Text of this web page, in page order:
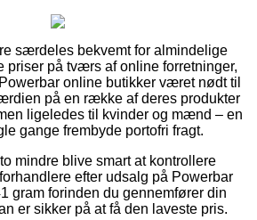
særdeles bekvemt for almindelige
priser på tværs af online forretninger,
online butikker været nødt til
på en række af deres produkter
ligeledes til kvinder og mænd – en
gange frembyde portofri fragt.
mindre blive smart at kontrollere
efter udsalg på Powerbar
gram forinden du gennemfører din
er sikker på at få den laveste pris.